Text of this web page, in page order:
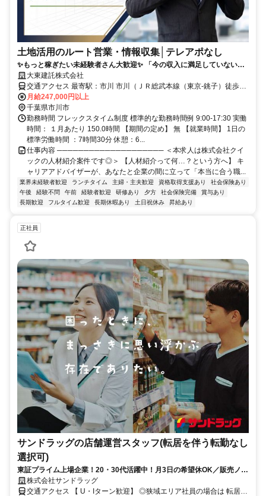
土地活用のルート営業・情報収集│テレアポなし
✨もっと稼ぎたい未経験者さん大歓迎✨ 「今の収入に満足していない」
「営業に挑戦してしてみたい」 そんな動機でスタートした先輩たちが大
活躍しています！
大東建託株式会社
交通アクセス 最寄駅：市川 市川（ＪＲ総武本線（東京-銚子）徒歩5
分
月給247,000円以上
千葉県市川市
勤務時間 フレックスタイム制度 標準的な勤務時間例 9:00-17:30 実働
時間： １月あたり 150.0時間 【期間の定め】 無 【就業時間】 1日の
標準労働時間 ：7時間30分 休憩：6...
仕事内容 ──────────────────── ＜本求人は株式会社クイ
ックの人材紹介案件です◎＞ 【人材紹介って何…？という方へ】 キ
ャリアアドバイザーが、あなたと企業の間に立って「本当に合う職...
業界未経験者歓迎 ランチタイム 主婦・主夫歓迎 資格取得支援あり
社会保険あり
午後
経験不問 午前 経験者歓迎 研修あり 夕方 社会保険完備
賞与あり
長期歓迎
フルタイム歓迎 長期休暇あり 土日祝休み 昇給あり
正社員
サンドラッグの店舗運営スタッフ(転居を伴う転勤なし
選択可)
東証プライム上場企業！20・30代活躍中！月3日の希望休OK／販売ノル
マなし／年収例32歳SV816万円／販促企画～商品管理など店舗運営がメ
インの仕事
株式会社サンドラッグ
交通アクセス 【 U・Iターン歓迎】 ◎狭域エリア社員の場合は 転居を